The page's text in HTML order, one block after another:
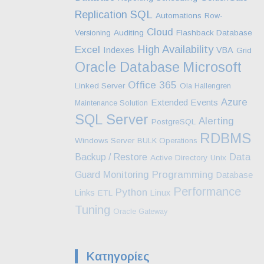
Replication SQL Automations Row-
Versioning Auditing Cloud Flashback Database
Excel Indexes High Availability VBA Grid
Oracle Database Microsoft
Linked Server Office 365 Ola Hallengren
Maintenance Solution Extended Events Azure
SQL Server PostgreSQL Alerting
Windows Server BULK Operations RDBMS
Backup / Restore Active Directory Unix Data
Guard Monitoring Programming Database
Links ETL Python Linux Performance
Tuning Oracle Gateway
Kατηγορίες